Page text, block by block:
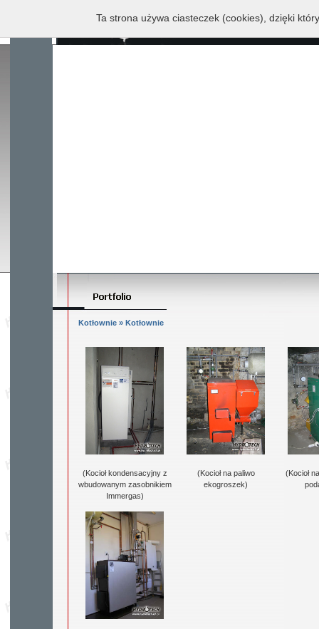
Kotłownie » Kotłownie
(Kocioł kondensacyjny z
wbudowanym zasobnikiem
Immergas)
(Kocioł na paliwo
ekogroszek)
(Kocioł
Ta strona używa ciasteczek (cookies), dzięki